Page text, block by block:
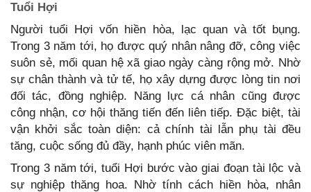
Tuổi Hợi
Người tuổi Hợi vốn hiền hòa, lạc quan và tốt bụng.
Trong 3 năm tới, họ được quý nhân nâng đỡ, công việc
suôn sẻ, mối quan hệ xã giao ngày càng rộng mở. Nhờ
sự chân thành và tử tế, họ xây dựng được lòng tin nơi
đối tác, đồng nghiệp. Năng lực cá nhân cũng được
công nhận, cơ hội thăng tiến đến liên tiếp. Đặc biệt, tài
vận khởi sắc toàn diện: cả chính tài lẫn phụ tài đều
tăng, cuộc sống đủ đầy, hạnh phúc viên mãn.
Trong 3 năm tới, tuổi Hợi bước vào giai đoạn tài lộc và
sự nghiệp thăng hoa. Nhờ tính cách hiền hòa, nhân